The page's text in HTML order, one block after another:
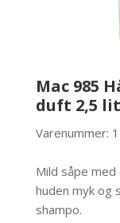
Mac 985
duft 2,5
Mild såpe
huden myk og
shampo.